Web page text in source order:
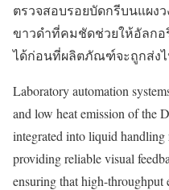
ตรวจสอบรอยบัดกรีบนแผง
ขาวดำที่คมชัดช่วยให้อัลกอ
ได้ก่อนที่ผลิตภัณฑ์จะถูกส่ง
Laboratory automation
and low heat emission of the
integrated into liquid handling
providing reliable visual
ensuring that high-throughput